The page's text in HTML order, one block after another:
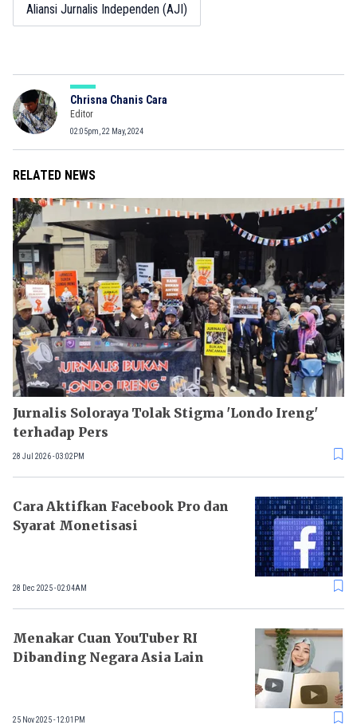
Aliansi Jurnalis Independen (AJI)
Chrisna Chanis Cara
Editor
02:05pm, 22 May, 2024
RELATED NEWS
Jurnalis Soloraya Tolak Stigma 'Londo Ireng'
terhadap Pers
28 Jul 2026 - 03:02PM
Cara Aktifkan Facebook Pro dan
Syarat Monetisasi
28 Dec 2025 - 02:04AM
Menakar Cuan YouTuber RI
Dibanding Negara Asia Lain
25 Nov 2025 - 12:01PM